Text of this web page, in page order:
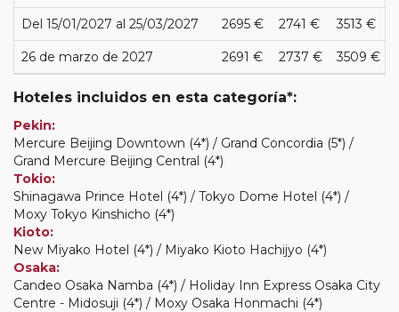
Del 15/01/2027 al 25/03/2027 2695 € 2741 € 3513 €
26 de marzo de 2027 2691 € 2737 € 3509 €
Hoteles incluidos en esta categoría*:
Pekin:
Mercure Beijing Downtown (4*) / Grand Concordia (5*) /
Grand Mercure Beijing Central (4*)
Tokio:
Shinagawa Prince Hotel (4*) / Tokyo Dome Hotel (4*) /
Moxy Tokyo Kinshicho (4*)
Kioto:
New Miyako Hotel (4*) / Miyako Kioto Hachijyo (4*)
Osaka:
Candeo Osaka Namba (4*) / Holiday Inn Express Osaka City
Centre - Midosuji (4*) / Moxy Osaka Honmachi (4*)